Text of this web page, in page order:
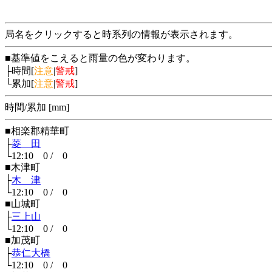
局名をクリックすると時系列の情報が表示されます。
■基準値をこえると雨量の色が変わります。
├時間[注意|警戒]
└累加[注意|警戒]
時間/累加 [mm]
■相楽郡精華町
├菱 田
└12:10 0 / 0
■木津町
├木 津
└12:10 0 / 0
■山城町
├三上山
└12:10 0 / 0
■加茂町
├恭仁大橋
└12:10 0 / 0